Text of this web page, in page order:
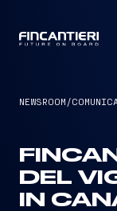
NEWSROOM /
DEL
IN